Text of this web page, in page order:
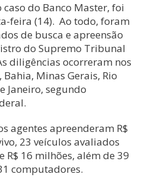
do Banco Master, foi
feira (14). Ao todo, foram
de busca e apreensão
do Supremo Tribunal
diligências ocorreram nos
Minas Gerais, Rio
Janeiro, segundo
agentes apreenderam R$
23 veículos avaliados
16 milhões, além de 39
computadores.